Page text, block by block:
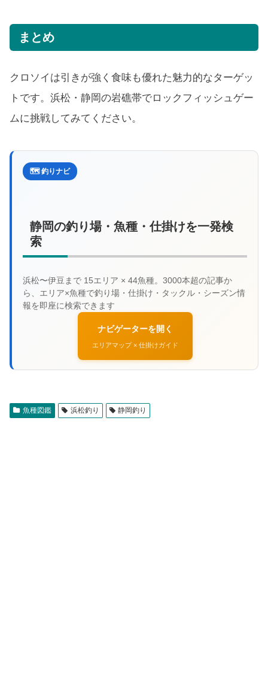
まとめ
クロソイは引きが強く食味も優れた魅力的なターゲッ
トです。浜松・静岡の岩礁帯でロックフィッシュゲー
ムに挑戦してみてください。
🗺️ 釣りナビ
静岡の釣り場・魚種・仕掛けを一発検
索
ナビゲーターを開く
エリアマップ × 仕掛けガイド
魚種図鑑 浜松釣り 静岡釣り